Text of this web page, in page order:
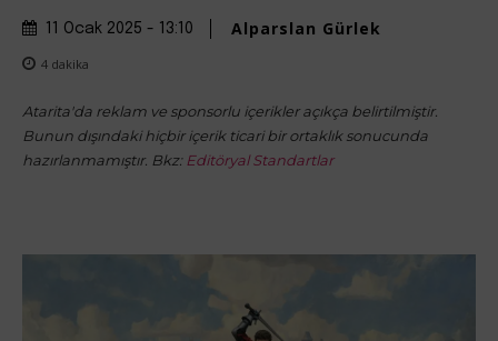
11 Ocak 2025 - 13:10 Alparslan Gürlek
4 dakika
Atarita'da reklam ve sponsorlu içerikler açıkça belirtilmiştir.
Bunun dışındaki hiçbir içerik ticari bir ortaklık sonucunda
hazırlanmamıştır. Bkz: Editöryal Standartlar